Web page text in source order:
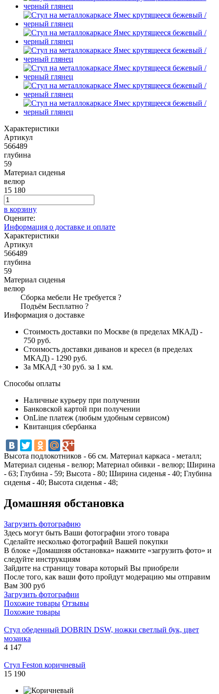
Характеристики
Артикул
566489
глубина
59
Материал сиденья
велюр
15 180
в корзину
Оцените:
Информация о доставке и оплате
Характеристики
Артикул
566489
глубина
59
Материал сиденья
велюр
Сборка мебели Не требуется ?
Подъём Бесплатно ?
Информация о доставке
Стоимость доставки по Москве (в пределах МКАД) -
750 руб.
Стоимость доставки диванов и кресел (в пределах
МКАД) - 1290 руб.
За МКАД +30 руб. за 1 км.
Способы оплаты
Наличные курьеру при получении
Банковской картой при получении
OnLine платеж (любым удобным сервисом)
Квитанция сбербанка
Высота подлокотников - 66 см. Материал каркаса - металл;
Материал сиденья - велюр; Материал обивки - велюр; Ширина
- 63; Глубина - 59; Высота - 80; Ширина сиденья - 40; Глубина
сиденья - 40; Высота сиденья - 48;
Домашняя обстановка
Загрузить фотографию
Здесь могут быть Ваши фотографии этого товара
Сделайте несколько фотографий Вашей покупки
В блоке «Домашняя обстановка» нажмите «загрузить фото» и
следуйте инструкциям
Зайдите на страницу товара который Вы приобрели
После того, как ваши фото пройдут модерацию мы отправим
Вам 300 руб
Загрузить фотографии
Похожие товары Отзывы
Похожие товары
Стул обеденный DOBRIN DSW, ножки светлый бук, цвет
мозаика
4 147
Стул Feston коричневый
15 190